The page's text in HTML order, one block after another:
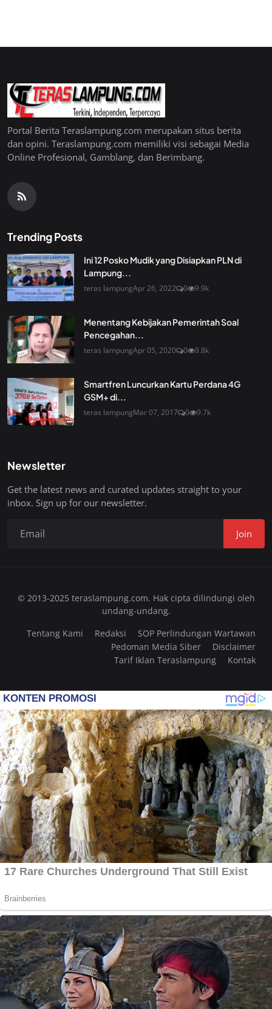
Portal Berita Teraslampung.com merupakan situs berita
dan opini. Teraslampung.com memiliki visi sebagai Media
Online Profesional, Gamblang, dan Berimbang.
Trending Posts
Ini 12 Posko Mudik yang Disiapkan PLN di
Lampung...
teras lampungApr 26, 2022 0 9.9k
Menentang Kebijakan Pemerintah Soal
Pencegahan...
teras lampungApr 05, 2020 0 9.8k
Smartfren Luncurkan Kartu Perdana 4G
GSM+ di...
teras lampungMar 07, 2017 0 9.7k
Newsletter
Get the latest news and curated updates straight to your
inbox. Sign up for our newsletter.
Join
© 2013-2025 teraslampung.com. Hak cipta dilindungi oleh
undang-undang.
Tentang Kami
Redaksi
SOP Perlindungan Wartawan
Pedoman Media Siber
Disclaimer
Tarif Iklan Teraslampung
Kontak